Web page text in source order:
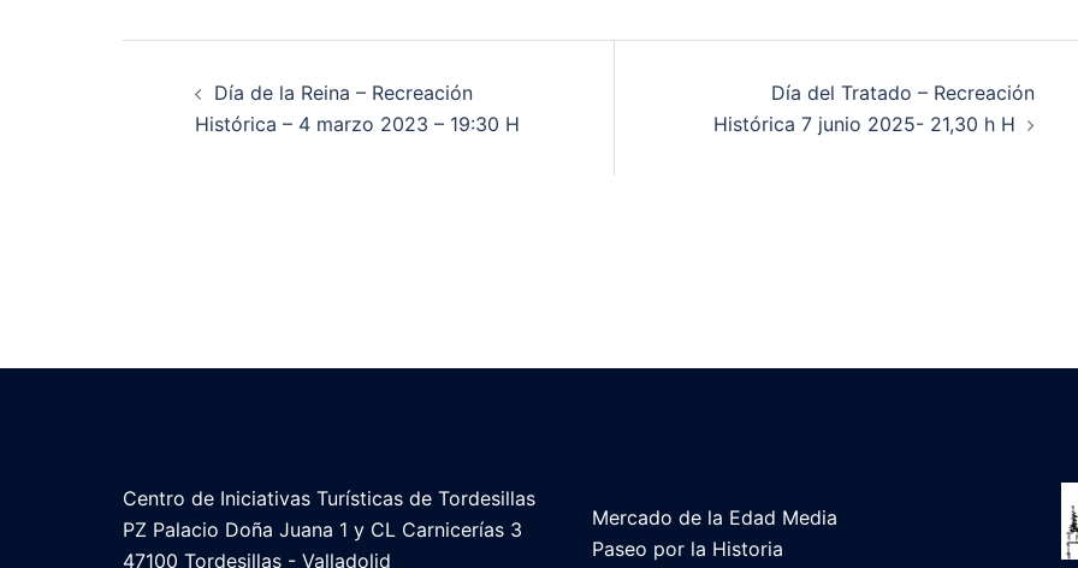
Día de la Reina – Recreación
Histórica – 4 marzo 2023 – 19:30 H
Día del Tratado – Recreación
Histórica 7 junio 2025- 21,30 h H
Centro de Iniciativas Turísticas de Tordesillas
PZ Palacio Doña Juana 1 y CL Carnicerías 3
47100 Tordesillas - Valladolid
Mercado de la Edad Media
Paseo por la Historia